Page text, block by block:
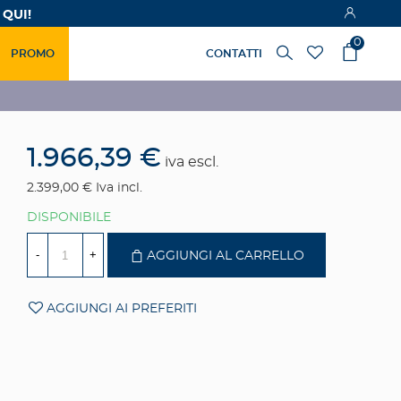
QUI!
PROMO CONTATTI
0
1.966,39 € iva escl.
2.399,00 € Iva incl.
DISPONIBILE
- + AGGIUNGI AL CARRELLO
AGGIUNGI AI PREFERITI